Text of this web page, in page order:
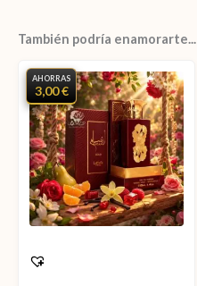
También podría enamorarte...
AHORRAS
3,00 €